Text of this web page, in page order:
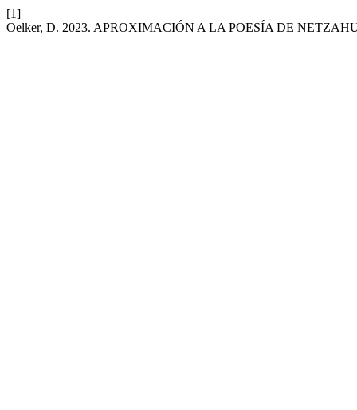
[1]
Oelker, D. 2023. APROXIMACIÓN A LA POESÍA DE